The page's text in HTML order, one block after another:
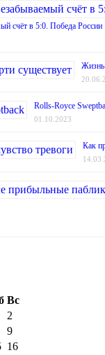
счёт в 5:0. Победа России
Жизнь
Rolls-Royce
01.10.2023
Как
Вс
2
9
16